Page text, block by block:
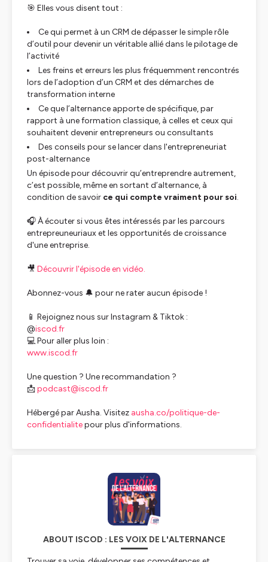
🎯 Elles vous disent tout :
Ce qui permet à un CRM de dépasser le simple rôle
d’outil pour devenir un véritable allié dans le pilotage de
l’activité
Les freins et erreurs les plus fréquemment rencontrés
lors de l’adoption d’un CRM et des démarches de
transformation interne
Ce que l’alternance apporte de spécifique, par
rapport à une formation classique, à celles et ceux qui
souhaitent devenir entrepreneurs ou consultants
Des conseils pour se lancer dans l'entrepreneuriat
post-alternance
Un épisode pour découvrir qu’entreprendre autrement,
c’est possible, même en sortant d’alternance, à
condition de savoir ce qui compte vraiment pour soi.
🎧À écouter si vous êtes intéressés par les parcours
entrepreuneuriaux et les opportunités de croissance
d'une entreprise.
🎥 Découvrir l'épisode en vidéo.
Abonnez-vous 🔔 pour ne rater aucun épisode !
📱 Rejoignez nous sur Instagram & Tiktok :
@iscod.fr
💻 Pour aller plus loin :
www.iscod.fr
Une question ? Une recommandation ?
📩podcast@iscod.fr
Hébergé par Ausha. Visitez ausha.co/politique-de-
confidentialitepour plus d'informations.
ABOUT ISCOD : LES VOIX DE L'ALTERNANCE